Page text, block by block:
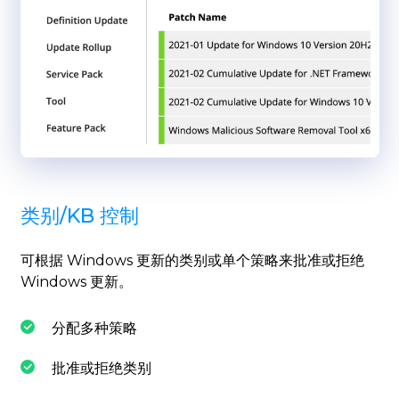
类别/KB 控制
可根据 Windows 更新的类别或单个策略来批准或拒绝
Windows 更新。
分配多种策略
批准或拒绝类别